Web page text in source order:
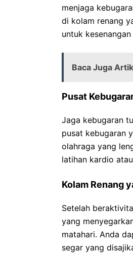
menjaga
di kolam renang
untuk
Baca Juga
Pusat
Jaga kebugaran
pusat kebugaran
olahraga yang
latihan kardio
Kolam Renang
Setelah
yang
matahari. Anda
segar yang